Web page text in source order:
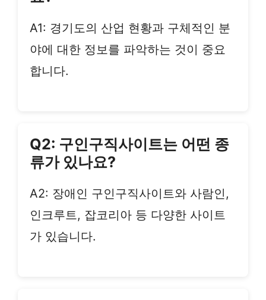
A1: 경기도의 산업 현황과 구체적인 분
야에 대한 정보를 파악하는 것이 중요
합니다.
Q2: 구인구직사이트는 어떤 종
류가 있나요?
A2: 장애인 구인구직사이트와 사람인,
인크루트, 잡코리아 등 다양한 사이트
가 있습니다.